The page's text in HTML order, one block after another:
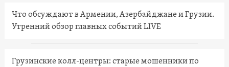
Что обсуждают в Армении, Азербайджане и Грузии.
Утренний обзор главных событий LIVE
Грузинские колл-центры: старые мошенники по